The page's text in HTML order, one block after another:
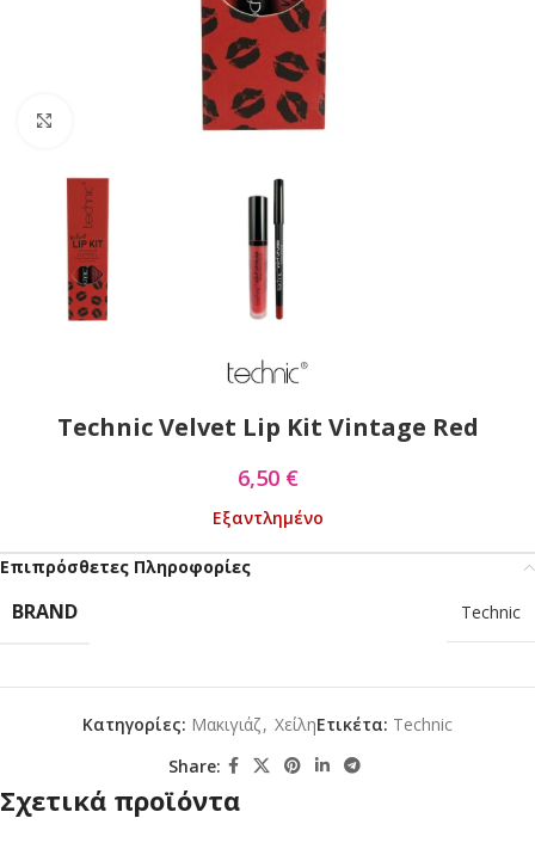
Technic Velvet Lip Kit Vintage Red
6,50 €
Εξαντλημένο
Επιπρόσθετες Πληροφορίες
BRAND Technic
Κατηγορίες: Mακιγιάζ, ΧείληΕτικέτα: Technic
Share:
Σχετικά προϊόντα